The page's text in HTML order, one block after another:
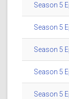
Season 5
Season 5
Season 5
Season 5
Season 5